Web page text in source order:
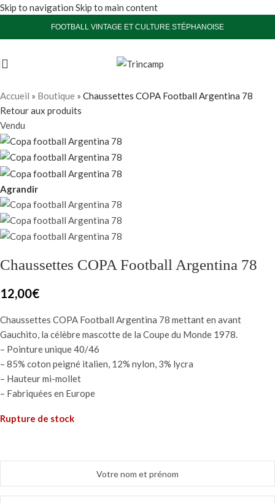
Skip to navigation Skip to main content
FOOTBALL VINTAGE ET CULTURE STÉPHANOISE
Accueil » Boutique » Chaussettes COPA Football Argentina 78
Retour aux produits
Vendu
Agrandir
Chaussettes COPA Football Argentina 78
12,00€
Chaussettes COPA Football Argentina 78 mettant en avant
Gauchito, la célèbre mascotte de la Coupe du Monde 1978.
– Pointure unique 40/46
– 85% coton peigné italien, 12% nylon, 3% lycra
– Hauteur mi-mollet
– Fabriquées en Europe
Rupture de stock